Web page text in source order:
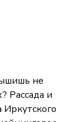
не
Рассада и